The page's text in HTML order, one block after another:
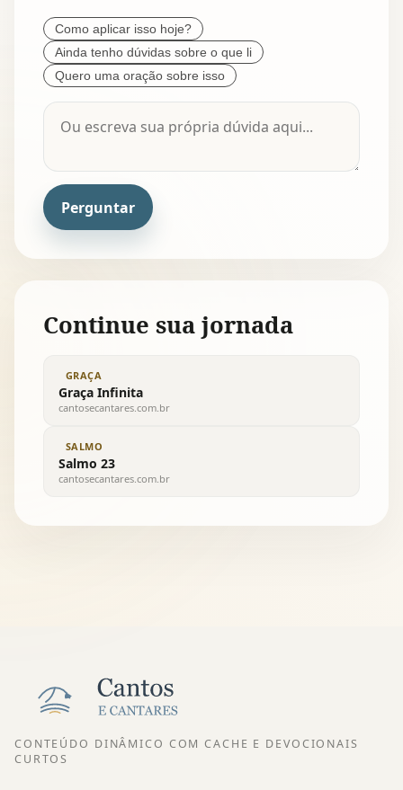
Como aplicar isso hoje?
Ainda tenho dúvidas sobre o que li
Quero uma oração sobre isso
Perguntar
Continue sua jornada
GRAÇA
Graça Infinita
cantosecantares.com.br
SALMO
Salmo 23
cantosecantares.com.br
CONTEÚDO DINÂMICO COM CACHE E DEVOCIONAIS
CURTOS